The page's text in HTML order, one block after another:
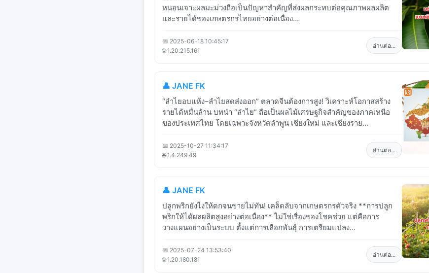
หนอนเจาะผลมะม่วงถือเป็นปัญหาสำคัญที่ส่งผลกระทบต่อคุณภาพผลผลิต
และรายได้ของเกษตรกรไทยอย่างต่อเนื่อง...
📅 2025-06-18 10:45:17
🌐 1.20.215.161
อ่านต่อ...
👤 JANE FK
“ลำไยอบแห้ง–ลำไยสดส่งออก” ตลาดจีนต้องการสูง! วิเคราะห์โอกาสสร้าง
รายได้หมื่นล้าน บทนำ “ลำไย” ถือเป็นผลไม้เศรษฐกิจสำคัญของภาคเหนือ
ของประเทศไทย โดยเฉพาะจังหวัดลำพูน เชียงใหม่ และเชียงราย...
📅 2025-10-27 11:34:17
🌐 1.4.249.49
อ่านต่อ...
👤 JANE FK
ปลูกพริกยังไงให้ดกจนขายไม่ทัน! เคล็ดลับจากเกษตรกรตัวจริง **การปลูก
พริกให้ได้ผลผลิตสูงอย่างต่อเนื่อง** ไม่ใช่เรื่องของโชคช่วย แต่คือการ
วางแผนอย่างเป็นระบบ ตั้งแต่การเลือกพันธุ์ การเตรียมแปลง...
📅 2025-07-24 13:53:40
🌐 1.20.180.181
อ่านต่อ...